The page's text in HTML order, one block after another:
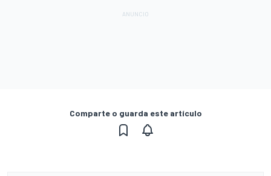
Comparte o guarda este artículo